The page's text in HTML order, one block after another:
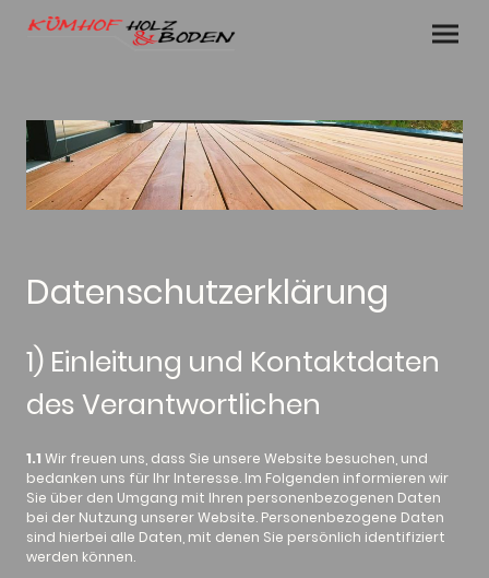
Datenschutzerklärung
1) Einleitung und Kontaktdaten
des Verantwortlichen
1.1 Wir freuen uns, dass Sie unsere Website besuchen, und
bedanken uns für Ihr Interesse. Im Folgenden informieren wir
Sie über den Umgang mit Ihren personenbezogenen Daten
bei der Nutzung unserer Website. Personenbezogene Daten
sind hierbei alle Daten, mit denen Sie persönlich identifiziert
werden können.